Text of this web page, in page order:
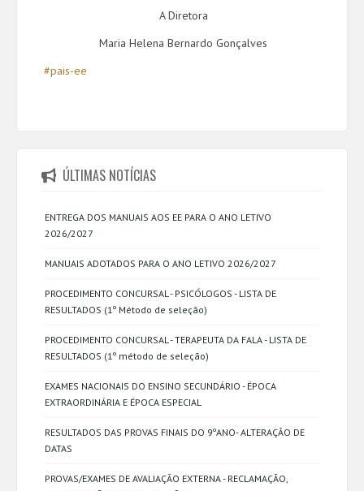
A Diretora
Maria Helena Bernardo Gonçalves
#pais-ee
ÚLTIMAS NOTÍCIAS
ENTREGA DOS MANUAIS AOS EE PARA O ANO LETIVO
2026/2027
MANUAIS ADOTADOS PARA O ANO LETIVO 2026/2027
PROCEDIMENTO CONCURSAL - PSICÓLOGOS - LISTA DE
RESULTADOS (1º Método de seleção)
PROCEDIMENTO CONCURSAL - TERAPEUTA DA FALA - LISTA DE
RESULTADOS (1º método de seleção)
EXAMES NACIONAIS DO ENSINO SECUNDÁRIO - ÉPOCA
EXTRAORDINÁRIA E ÉPOCA ESPECIAL
RESULTADOS DAS PROVAS FINAIS DO 9ºANO- ALTERAÇÃO DE
DATAS
PROVAS/EXAMES DE AVALIAÇÃO EXTERNA - RECLAMAÇÃO,